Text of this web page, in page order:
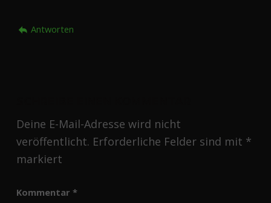
Antworten
Deine E-Mail-Adresse wird nicht
veröffentlicht. Erforderliche Felder sind mit *
markiert
Kommentar *